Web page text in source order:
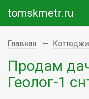
tomskmetr.ru
Главная
Продам
Геолог-1